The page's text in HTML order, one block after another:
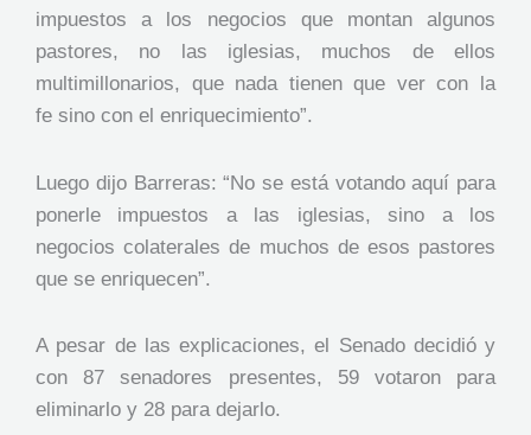
impuestos a los negocios que montan algunos
pastores, no las iglesias, muchos de ellos
multimillonarios, que nada tienen que ver con la
fe sino con el enriquecimiento”.
Luego dijo Barreras: “No se está votando aquí para
ponerle impuestos a las iglesias, sino a los
negocios colaterales de muchos de esos pastores
que se enriquecen”.
A pesar de las explicaciones, el Senado decidió y
con 87 senadores presentes, 59 votaron para
eliminarlo y 28 para dejarlo.